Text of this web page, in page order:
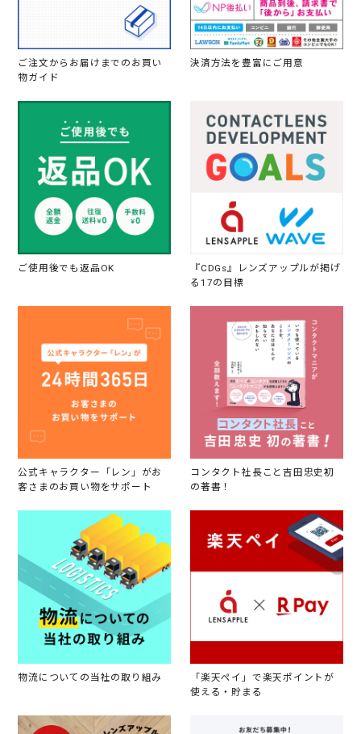
ご注文からお届けまでのお買い
物ガイド
決済方法を豊富にご用意
ご使用後でも返品OK
『CDGs』レンズアップルが掲げ
る17の目標
公式キャラクター「レン」がお
客さまのお買い物をサポート
コンタクト社長こと吉田忠史初
の著書！
物流についての当社の取り組み
「楽天ペイ」で楽天ポイントが
使える・貯まる